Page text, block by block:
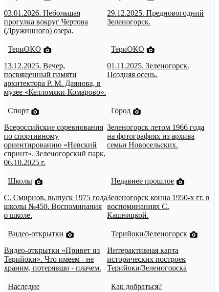
03.01.2026. Небольшая
прогулка вокруг Чертова
(Дружинного) озера.
29.12.2025. Предновогодний
Зеленогорск.
ТериОКО
13.12.2025. Вечер,
посвященный памяти
архитектора Р. М. Даянова, в
музее «Келломяки-Комарово».
ТериОКО
01.11.2025. Зеленогорск.
Поздняя осень.
Спорт
Всероссийские соревнования
по спортивному
ориентированию «Невский
спринт». Зеленогорский парк,
06.10.2025 г.
Город
Зеленогорск летом 1966 года
на фотографиях из архива
семьи Новосельских.
Школы
С. Смирнов, выпуск 1975 года
школы №450. Воспоминания
о школе.
Недавнее прошлое
Зеленогорск конца 1950-х гг. в
воспоминаниях С.
Кашницкой.
Видео-открытки
Видео-открытки «Привет из
Терийоки». Что имеем - не
храним, потерявши - плачем.
Терийоки/Зеленогорск
Интерактивная карта
исторических построек
Терийоки/Зеленогорска
Наследие
Как добраться?